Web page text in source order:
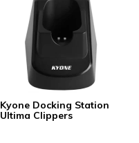
Kyone Docking Station
Ultima Clippers